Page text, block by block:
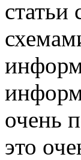
очень
это